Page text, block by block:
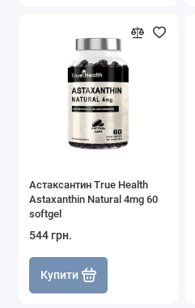
Астаксантин True Health
Astaxanthin Natural 4mg 60
softgel
544 грн.
Купити